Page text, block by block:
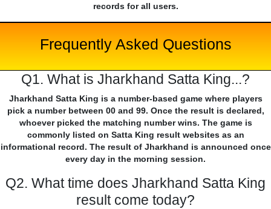
records for all users.
Frequently Asked Questions
Q1. What is Jharkhand Satta King...?
Jharkhand Satta King is a number-based game where players
pick a number between 00 and 99. Once the result is declared,
whoever picked the matching number wins. The game is
commonly listed on Satta King result websites as an
informational record. The result of Jharkhand is announced once
every day in the morning session.
Q2. What time does Jharkhand Satta King
result come today?